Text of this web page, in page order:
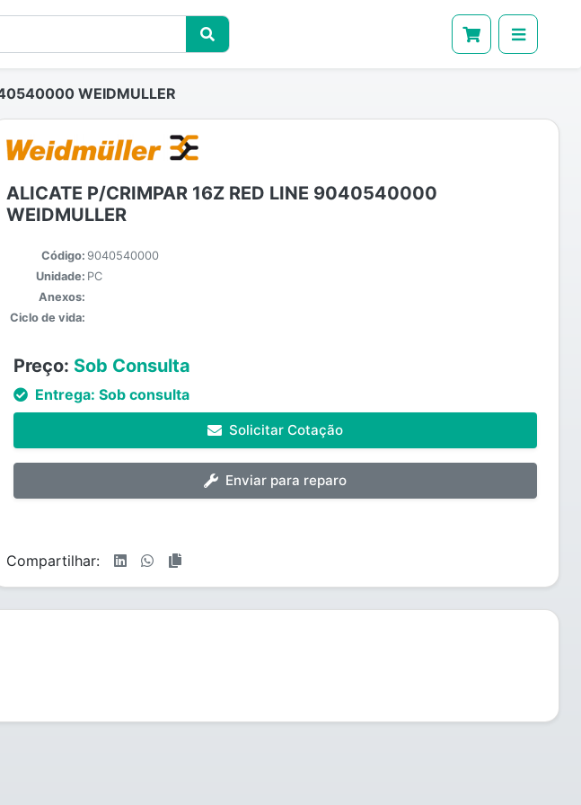
WEIDMULLER
ALICATE P/CRIMPAR 16Z RED LINE 9040540000
WEIDMULLER
Código: 9040540000
Unidade: PC
Anexos:
Ciclo de vida:
Preço: Sob Consulta
Entrega: Sob consulta
Solicitar Cotação
Enviar para reparo
Compartilhar: